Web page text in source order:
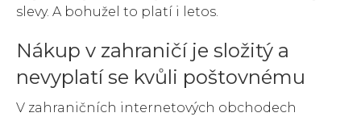
slevy. A bohužel to platí i letos.
Nákup v zahraničí je složitý a
nevyplatí se kvůli poštovnému
V zahraničních internetových obchodech